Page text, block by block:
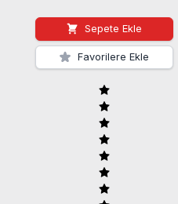
Sepete Ekle
Favorilere Ekle